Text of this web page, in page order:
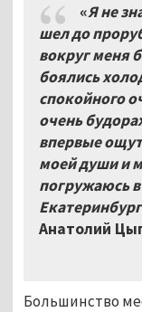
«Я не
шел до
вокруг меня
боялись
спокойного
очень
впервые
моей души и
погружаюсь в
Анатолий
Большинство